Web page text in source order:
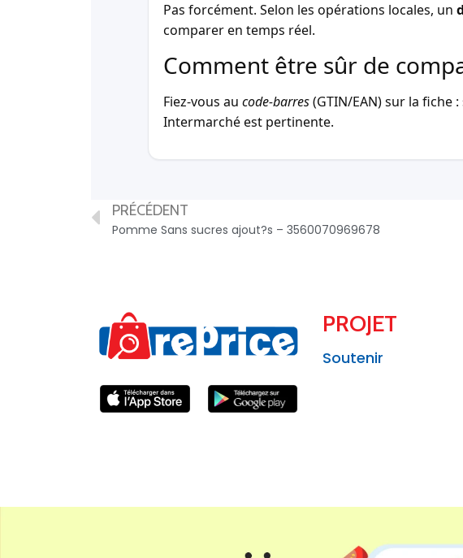
Pas forcément. Selon les opérations locales, un
comparer en temps réel.
Comment être sûr de
Fiez-vous au code-barres(GTIN/EAN) sur la fiche
Intermarché est pertinente.
PRÉCÉDENT
Pomme Sans sucres ajout?s – 3560070969678
PROJET
Soutenir